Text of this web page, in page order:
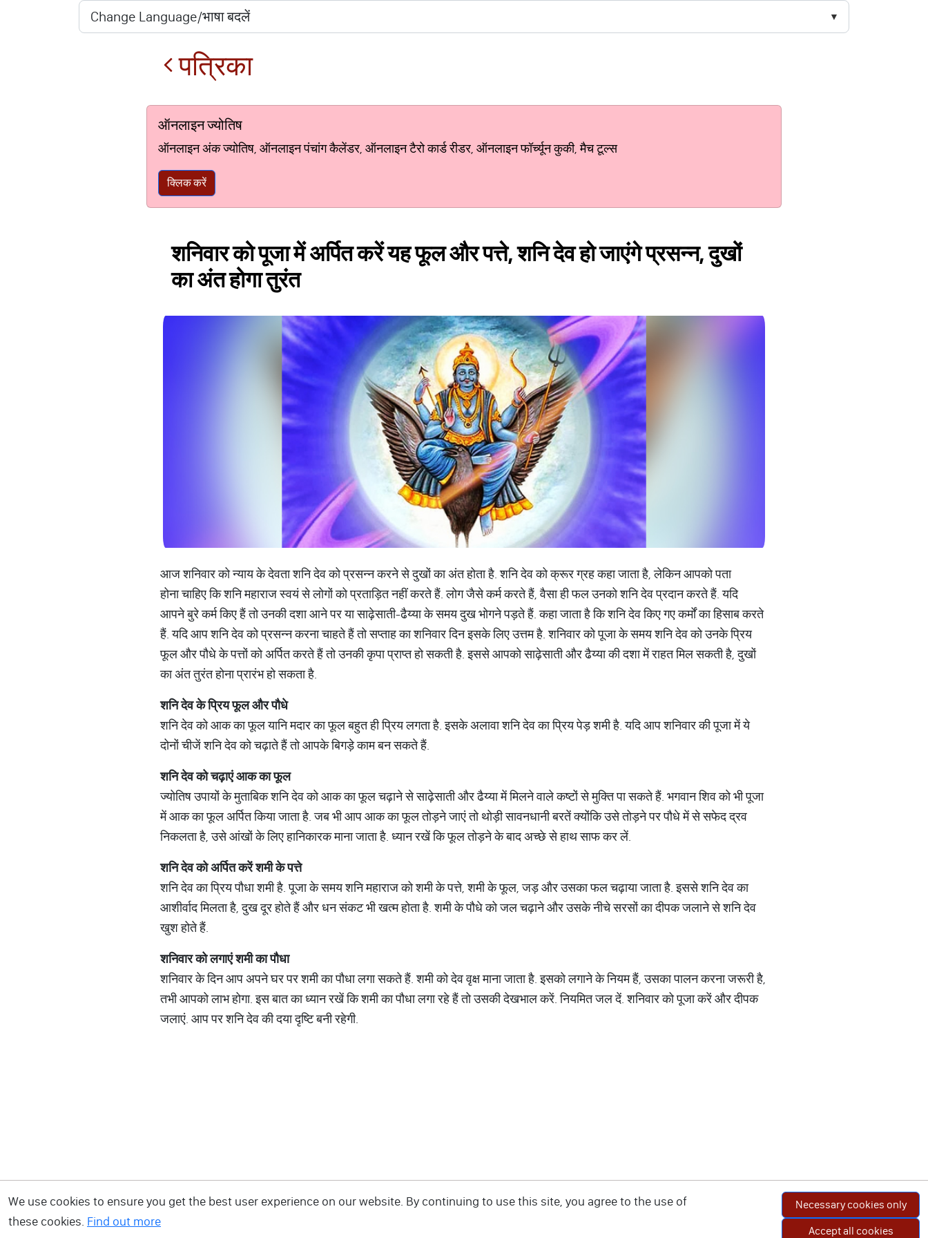
पत्रिका
ऑनलाइन ज्योतिष
ऑनलाइन अंक ज्योतिष, ऑनलाइन पंचांग कैलेंडर, ऑनलाइन टैरो कार्ड रीडर, ऑनलाइन फॉर्च्यून कुकी, मैच टूल्स
क्लिक करें
शनिवार को पूजा में अर्पित करें य​ह फूल और पत्ते, शनि देव हो जाएंगे प्रसन्न, दुखों
का अंत होगा तुरंत
आज शनिवार को न्याय के देवता शनि देव को प्रसन्न करने से दुखों का अंत होता है. शनि देव को क्रूर ग्रह कहा जाता है, लेकिन आपको पता
होना चाहिए कि शनि महाराज स्वयं से लोगों को प्रताड़ित नहीं करते हैं. लोग जैसे कर्म करते हैं, वैसा ही फल उनको शनि देव प्रदान करते हैं. यदि
आपने बुरे कर्म किए हैं तो उनकी दशा आने पर या साढ़ेसाती-ढैय्या के समय दुख भोगने पड़ते हैं. कहा जाता है कि शनि देव किए गए कर्मों का हिसाब करते
हैं. यदि आप शनि देव को प्रसन्न करना चाहते हैं तो सप्ताह का शनिवार दिन इसके लिए उत्तम है. शनिवार को पूजा के समय शनि देव को उनके प्रिय
फूल और पौधे के पत्तों को अर्पित करते हैं तो उनकी कृपा प्राप्त हो सकती है. इससे आपको साढ़ेसाती और ढैय्या की दशा में राहत मिल सकती है, दुखों
का अंत तुरंत होना प्रारंभ हो सकता है.
शनिदेवकेप्रियफूलऔरपौधे
शनि देव को आक का फूल यानि मदार का फूल बहुत ही प्रिय लगता है. इसके अलावा शनि देव का प्रिय पेड़ शमी है. यदि आप शनिवार की पूजा में ये
दोनों चीजें शनि देव को चढ़ाते हैं तो आपके बिगड़े काम बन सकते हैं.
शनिदेवकोचढ़ाएंआककाफूल
ज्योतिष उपायों के मुताबिक शनि देव को आक का फूल चढ़ाने से साढ़ेसाती और ढैय्या में मिलने वाले कष्टों से मुक्ति पा सकते हैं. भगवान ​शिव को भी पूजा
में आक का फूल अर्पित किया जाता है. जब भी आप आक का फूल तोड़ने जाएं तो थोड़ी सावनधानी बरतें क्योंकि उसे तोड़ने पर पौधे में से सफेद द्रव
निकलता है, उसे आंखों के लिए हानिकारक माना जाता है. ध्यान रखें कि फूल तोड़ने के बाद अच्छे से हाथ साफ कर लें.
शनिदेवकोअर्पितकरेंशमीकेपत्ते
शनि देव का प्रिय पौधा शमी है. पूजा के समय शनि महाराज को शमी के पत्ते, शमी के फूल, जड़ और उसका फल चढ़ाया जाता है. इससे शनि देव का
आशीर्वाद मिलता है, दुख दूर होते हैं और धन संकट भी खत्म होता है. शमी के पौधे को जल चढ़ाने और उसके नीचे सरसों का दीपक जलाने से शनि देव
खुश होते हैं.
शनिवारकोलगाएंशमीकापौधा
शनिवार के दिन आप अपने घर पर शमी का पौधा लगा सकते हैं. शमी को देव वृक्ष माना जाता है. इसको लगाने के नियम हैं, उसका पालन करना जरूरी है,
तभी आपको लाभ होगा. इस बात का ध्यान रखें कि शमी का पौधा लगा रहे हैं तो उसकी देखभाल करें. नियमित जल दें. शनिवार को पूजा करें और दीपक
जलाएं. आप पर शनि देव की दया दृष्टि बनी रहेगी.
We use cookies to ensure you get the best user experience on our website. By continuing to use this site, you agree to the use of
these cookies. Find out more
Necessary cookies only
Accept all cookies